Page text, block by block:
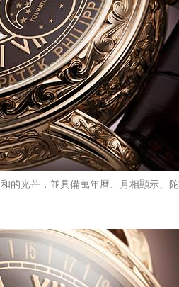
的光芒，並具備萬年曆、月相顯示、